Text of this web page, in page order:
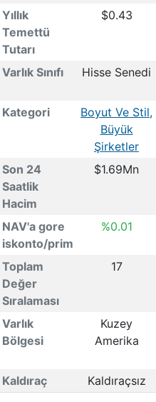
Yıllık
Temettü
Tutarı
$0.43
Varlık Sınıfı Hisse Senedi
Kategori
Boyut Ve Stil,
Büyük
Şirketler
Son 24
Saatlik
Hacim
$1.69Mn
NAV'a gore
iskonto/prim
%0.01
Toplam
Değer
Sıralaması
17
Varlık
Bölgesi
Kuzey
Amerika
Kaldıraç Kaldıraçsız